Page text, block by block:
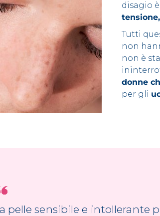
disagio
Tutti
non
non è
donne
per gli
pelle sensibile e intollerante